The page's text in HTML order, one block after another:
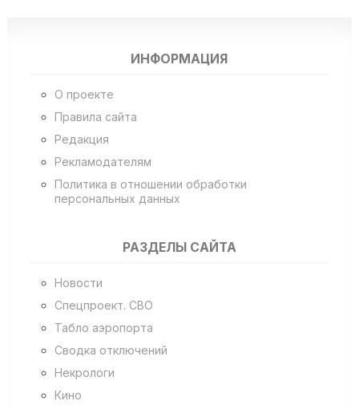
ИНФОРМАЦИЯ
О проекте
Правила сайта
Редакция
Рекламодателям
Политика в отношении обработки
персональных данных
РАЗДЕЛЫ САЙТА
Новости
Спецпроект. СВО
Табло аэропорта
Сводка отключений
Некрологи
Кино